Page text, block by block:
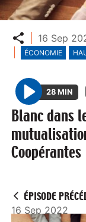
Partager
16 Sep
ÉCONOMIE
P
l
a
y
28 MIN
Blanc dans
Coopérantes
ÉPISODE
16 Sep 2022